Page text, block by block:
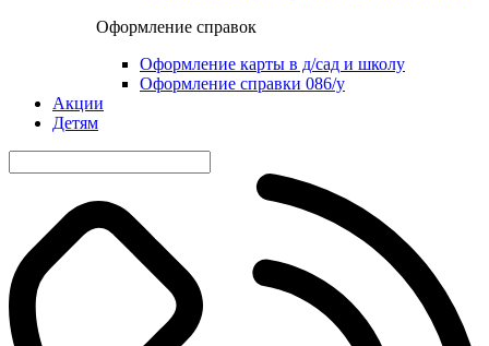
Оформление справок
Оформление карты в д/сад и школу
Оформление справки 086/у
Акции
Детям